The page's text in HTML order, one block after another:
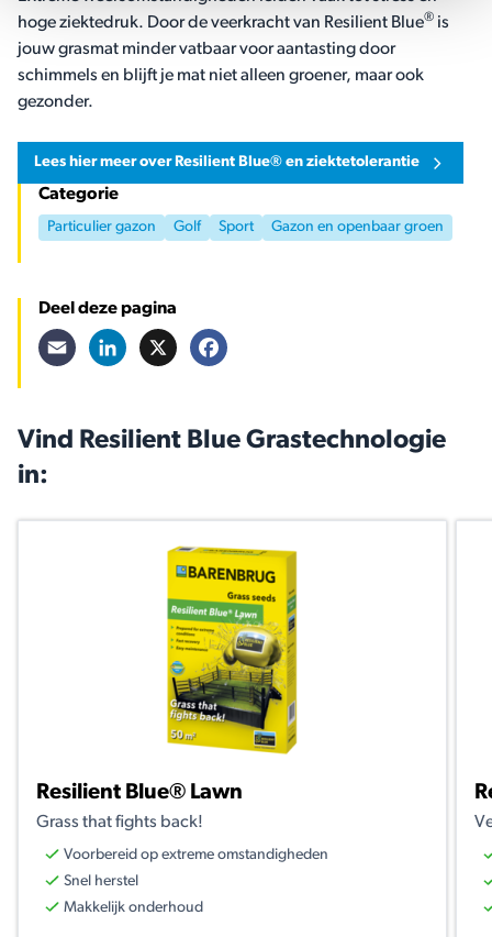
hoge ziektedruk. Door de veerkracht van Resilient Blue® is
jouw grasmat minder vatbaar voor aantasting door
schimmels en blijft je mat niet alleen groener, maar ook
gezonder.
Lees hier meer over Resilient Blue® en ziektetolerantie
Categorie
Particulier gazon Golf Sport Gazon en openbaar groen
Deel deze pagina
Email LinkedIn
Vind Resilient Blue Grastechnologie
in:
Resilient Blue® Lawn
Grass that fights back!
Voorbereid op extreme omstandigheden
Snel herstel
Makkelijk onderhoud